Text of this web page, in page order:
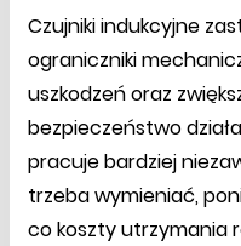
Czujniki indukcyjne
ograniczniki
uszkodzeń oraz
bezpieczeństwo
pracuje bardziej
trzeba wymieniać,
co koszty utrzymania